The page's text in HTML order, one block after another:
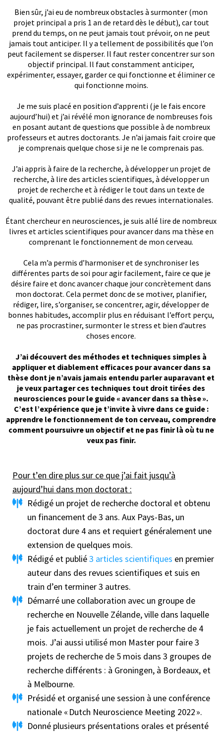
Bien sûr, j’ai eu de nombreux obstacles à surmonter (mon
projet principal a pris 1 an de retard dès le début), car tout
prend du temps, on ne peut jamais tout prévoir, on ne peut
jamais tout anticiper. Il y a tellement de possibilités que l’on
peut facilement se disperser. Il faut rester concentrer sur son
objectif principal. Il faut constamment anticiper,
expérimenter, essayer, garder ce qui fonctionne et éliminer ce
qui fonctionne moins.
Je me suis placé en position d’apprenti (je le fais encore
aujourd’hui) et j’ai révélé mon ignorance de nombreuses fois
en posant autant de questions que possible à de nombreux
professeurs et autres doctorants. Je n’ai jamais fait croire que
je comprenais quelque chose si je ne le comprenais pas.
J’ai appris à faire de la recherche, à développer un projet de
recherche, à lire des articles scientifiques, à développer un
projet de recherche et à rédiger le tout dans un texte de
qualité, pouvant être publié dans des revues internationales.
Étant chercheur en neurosciences, je suis allé lire de nombreux
livres et articles scientifiques pour avancer dans ma thèse en
comprenant le fonctionnement de mon cerveau.
Cela m’a permis d’harmoniser et de synchroniser les
différentes parts de soi pour agir facilement, faire ce que je
désire faire et donc avancer chaque jour concrètement dans
mon doctorat. Cela permet donc de se motiver, planifier,
rédiger, lire, s’organiser, se concentrer, agir, développer de
bonnes habitudes, accomplir plus en réduisant l’effort perçu,
ne pas procrastiner, surmonter le stress et bien d’autres
choses encore.
J’ai découvert des méthodes et techniques simples à
appliquer et diablement efficaces pour avancer dans sa
thèse dont je n’avais jamais entendu parler auparavant et
je veux partager ces techniques tout droit tirées des
neurosciences pour le guide « avancer dans sa thèse ».
C’est l’expérience que je t’invite à vivre dans ce guide :
apprendre le fonctionnement de ton cerveau, comprendre
comment poursuivre un objectif et ne pas finir là où tu ne
veux pas finir.
Pour t’en dire plus sur ce que j’ai fait jusqu’à
aujourd’hui dans mon doctorat :
Rédigé un projet de recherche doctoral et obtenu
un financement de 3 ans. Aux Pays-Bas, un
doctorat dure 4 ans et requiert généralement une
extension de quelques mois.
Rédigé et publié3 articles scientifiques en premier
auteur dans des revues scientifiques et suis en
train d’en terminer 3 autres.
Démarré une collaboration avec un groupe de
recherche en Nouvelle Zélande, ville dans laquelle
je fais actuellement un projet de recherche de 4
mois. J’ai aussi utilisé mon Master pour faire 3
projets de recherche de 5 mois dans 3 groupes de
recherche différents : à Groningen, à Bordeaux, et
à Melbourne.
Présidé et organisé une session à une conférence
nationale « Dutch Neuroscience Meeting 2022 ».
Donné plusieurs présentations orales et présenté